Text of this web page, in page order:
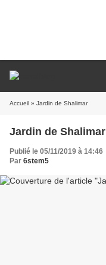
Accueil » Jardin de Shalimar
Jardin de Shalimar
Publié le 05/11/2019 à 14:46
Par 6stem5